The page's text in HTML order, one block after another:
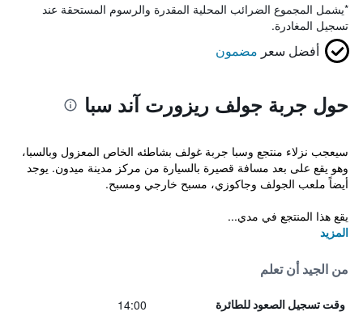
*يشمل المجموع الضرائب المحلية المقدرة والرسوم المستحقة عند
تسجيل المغادرة.
أفضل سعر مضمون
حول جربة جولف ريزورت آند سبا
سيعجب نزلاء منتجع وسبا جربة غولف بشاطئه الخاص المعزول وبالسبا،
وهو يقع على بعد مسافة قصيرة بالسيارة من مركز مدينة ميدون. يوجد
أيضاً ملعب الجولف وجاكوزي، مسبح خارجي ومسبح.
يقع هذا المنتجع في مدي...
المزيد
من الجيد أن تعلم
وقت تسجيل الصعود للطائرة 14:00